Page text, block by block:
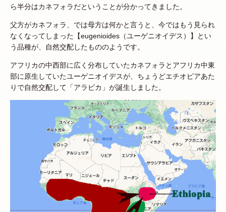
ら半分はカネフォラだということが分かってきました。
父方がカネフォラ、では母方は何かと言うと、今ではもう見られ
なくなってしまった【eugenioides（ユーゲニオイデス）】とい
う品種が、自然交配したもののようです。
アフリカの中西部に広く分布していたカネフォラとアフリカ中東
部に原生していたユーゲニオイデスが、ちょうどエチオピアあた
りで自然交配して「アラビカ」が誕生しました。